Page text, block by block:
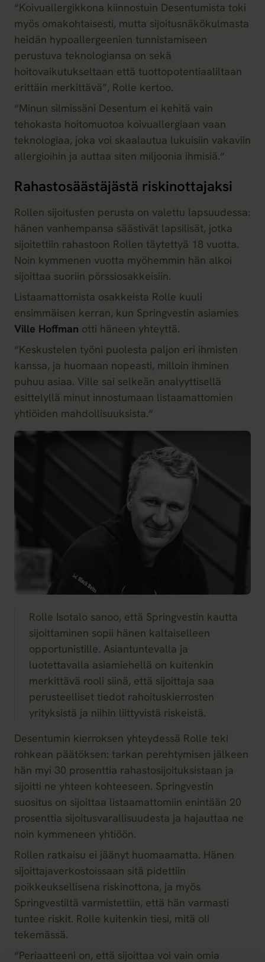
“Koivuallergikkona kiinnostuin Desentumista toki
myös omakohtaisesti, mutta sijoitusnäkökulmasta
heidän hypoallergeenien tunnistamiseen
perustuva teknologiansa on sekä
hoitovaikutukseltaan että tuottopotentiaaliltaan
erittäin merkittävä”, Rolle kertoo.
“Minun silmissäni Desentum ei kehitä vain
tehokasta hoitomuotoa koivuallergiaan vaan
teknologiaa, joka voi skaalautua lukuisiin vakaviin
allergioihin ja auttaa siten miljoonia ihmisiä.“
Rahastosäästäjästä riskinottajaksi
Rollen sijoitusten perusta on valettu lapsuudessa:
hänen vanhempansa säästivät lapsilisät, jotka
sijoitettiin rahastoon Rollen täytettyä 18 vuotta.
Noin kymmenen vuotta myöhemmin hän alkoi
sijoittaa suoriin pörssiosakkeisiin.
Listaamattomista osakkeista Rolle kuuli
ensimmäisen kerran, kun Springvestin asiamies
Ville Hoffman otti häneen yhteyttä.
“Keskustelen työni puolesta paljon eri ihmisten
kanssa, ja huomaan nopeasti, milloin ihminen
puhuu asiaa. Ville sai selkeän analyyttisellä
esittelyllä minut innostumaan listaamattomien
yhtiöiden mahdollisuuksista.“
Rolle Isotalo sanoo, että Springvestin kautta
sijoittaminen sopii hänen kaltaiselleen
opportunistille. Asiantuntevalla ja
luotettavalla asiamiehellä on kuitenkin
merkittävä rooli siinä, että sijoittaja saa
perusteelliset tiedot rahoituskierrosten
yrityksistä ja niihin liittyvistä riskeistä.
Desentumin kierroksen yhteydessä Rolle teki
rohkean päätöksen: tarkan perehtymisen jälkeen
hän myi 30 prosenttia rahastosijoituksistaan ja
sijoitti ne yhteen kohteeseen. Springvestin
suositus on sijoittaa listaamattomiin enintään 20
prosenttia sijoitusvarallisuudesta ja hajauttaa ne
noin kymmeneen yhtiöön.
Rollen ratkaisu ei jäänyt huomaamatta. Hänen
sijoittajaverkostoissaan sitä pidettiin
poikkeuksellisena riskinottona, ja myös
Springvestiltä varmistettiin, että hän varmasti
tuntee riskit. Rolle kuitenkin tiesi, mitä oli
tekemässä.
“Periaatteeni on, että sijoittaa voi vain omia